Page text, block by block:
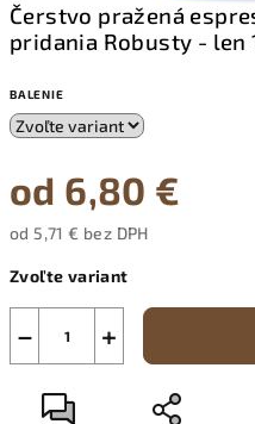
Čerstvo pražená
pridania Robusty - len
BALENIE
od 6,80 €
od 5,71 € bez DPH
cena:
Zvoľte variant
+
−